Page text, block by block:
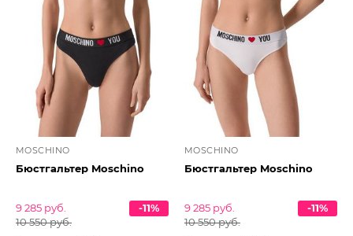
MOSCHINO
Бюстгальтер Moschino
9 285 руб.
10 550 руб.
-11%
MOSCHINO
Бюстгальтер Moschino
9 285 руб.
10 550 руб.
-11%